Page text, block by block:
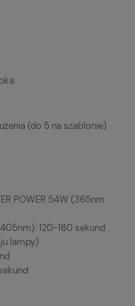
(do 5 na szablonie)
POWER 54W (365nm
120-180 sekund
lampy)